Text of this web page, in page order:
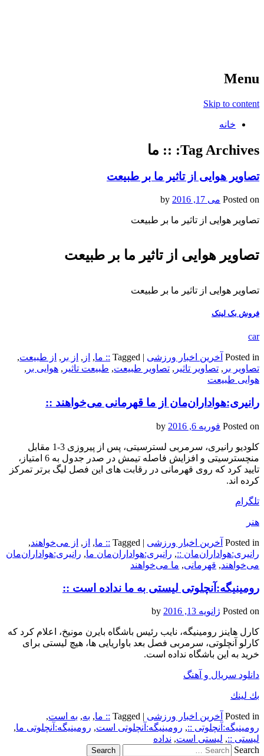
Menu
Skip to content
خانه
Tag Archives: :: ما
تصاویر هوایی از تاثیر ما بر طبیعت
Posted on می 17, 2016
تصاویر هوایی از تاثیر ما بر طبیعت
تصاویر هوایی از تاثیر ما بر طبیعت
تصاویر هوایی از تاثیر ما بر طبیعت
فروش بک لینک
car
Posted in آخرین اخبار ورزشی |
Tagged :: ما, از , از بر , از طبیعت,
تصاویر بر , تصاویر تاثیر , تصاویر طبیعت, طبیعت تاثیر , هوایی بر ,
هوایی طبیعت
رانیری:هواداران‌مان از ما قهرمانی می‌خواهند ::
Posted on فوریه 6, 2016
کلودیو رانیری، سرمربی لسترسیتی، پس از پیروزی 3-1 مقابل
منچسترسیتی و افزایش فاصله تیمش در ‏صدر جدول به 6 امتیاز،
تایید کرد که روی قهرمانی در رقابت های این فصل لیگ برتر تمرکز
کرده اند.‏
تلگرام
هنر
Posted in آخرین اخبار ورزشی |
Tagged :: ما, از , از می‌خواهند,
رانیری:هواداران‌مان ::, رانیری:هواداران‌مان ما, رانیری:هواداران‌مان
می‌خواهند, قهرمانی, ما می‌خواهند
رومینیگه:آنچلوتی لیستی به ما نداده است ::
Posted on ژانویه 13, 2016
کارل هاینز رومینیگه، نایب رئیس باشگاه بایرن مونیخ، اعلام کرد که
کارلو آنچلوتی، سرمربی فصل بعد ‏باواریایی ها، هیچ لیستی برای
خرید به این باشگاه نداده است.‏
دانلود سریال و آهنگ
بك لينك
Posted in آخرین اخبار ورزشی |
Tagged :: ما, به, به است,
رومینیگه:آنچلوتی ::, رومینیگه:آنچلوتی است, رومینیگه:آنچلوتی ما,
لیستی ::, لیستی است, نداده
Search